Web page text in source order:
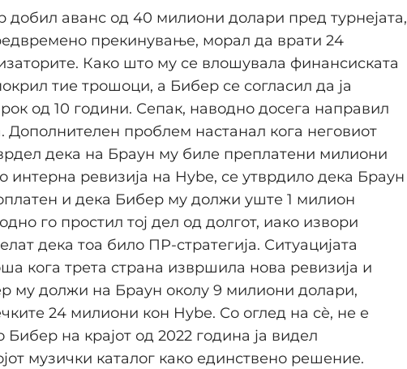
добил аванс од 40 милиони долари пред турнејата,
прекинување, морал да врати 24
Како што му се влошувала финансиската
тие трошоци, а Бибер се согласил да ја
од 10 години. Сепак, наводно досега направил
Дополнителен проблем настанал кога неговиот
дека на Браун му биле преплатени милиони
интерна ревизија на Hybe, се утврдило дека Браун
и дека Бибер му должи уште 1 милион
го простил тој дел од долгот, иако извори
дека тоа било ПР-стратегија. Ситуацијата
кога трета страна извршила нова ревизија и
му должи на Браун околу 9 милиони долари,
24 милиони кон Hybe. Со оглед на сè, не е
на крајот од 2022 година ја видел
музички каталог како единствено решение.